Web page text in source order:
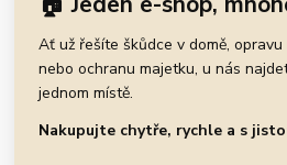
Ať už řešíte škůdce v domě,
nebo ochranu majetku, u nás
jednom místě.
Nakupujte chytře, rychle a s